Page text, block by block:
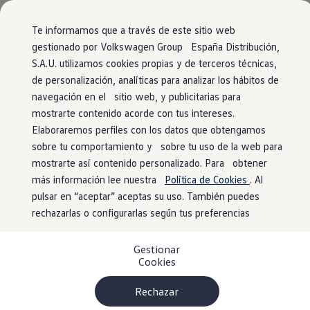
Te informamos que a través de este sitio web
gestionado por Volkswagen Group España Distribución,
S.A.U. utilizamos cookies propias y de terceros técnicas,
de personalización, analíticas para analizar los hábitos de
navegación en el sitio web, y publicitarias para
mostrarte contenido acorde con tus intereses.
Elaboraremos perfiles con los datos que obtengamos
sobre tu comportamiento y sobre tu uso de la web para
mostrarte así contenido personalizado. Para obtener
más información lee nuestra Política de Cookies . Al
pulsar en “aceptar” aceptas su uso. También puedes
rechazarlas o configurarlas según tus preferencias
Rechazar
Gestionar
Cookies
Ir
directamente
al contenido
Ir
directamente
al pie de
página
ComercialesConoce todos los modelos
Configura todos los modelos
Ver todos los modelos
Ver todos los modelos
Soluciones estandarizadas
Campers
Ofertas y stock
Ofertas para profesionales
Volkswagen nuevo en stock
Volkswagen de ocasión en stock
Ofertas para particulares
Volkswagen nuevo en stock
Volkswagen de ocasión
Eléctricos e híbridos
Simulador de autonomía
Simulador de carga
Ventajas para profesionales
Ventajas para particulares
Profesionales
My Leasing
TuVolkswagencon entrega
inmediata
El modelo que encaja contigo está más cerca de
lo que imaginas. Encuéntralo
en nuestro localizador de stock
. ¡No tendrás
que esperar para estrenarlo!